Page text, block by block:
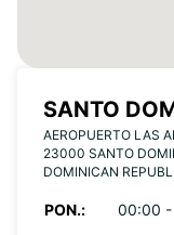
SANTO
AEROPUERTO LAS
23000 SANTO
DOMINICAN
PON.:
00:00